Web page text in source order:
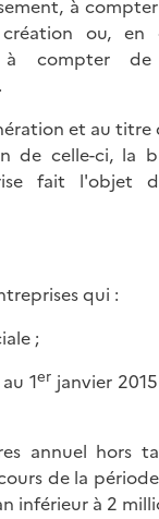
à
ou, en
à compter
et au titre
de celle-ci, la
fait l'objet
qui :
;
1er janvier
annuel hors
de la
inférieur à 2